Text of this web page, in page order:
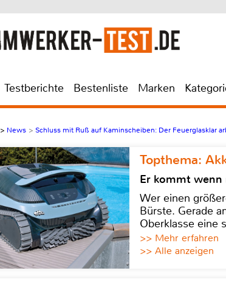
Testberichte Bestenliste Marken
> News > Schluss mit Ruß auf Kaminscheiben: Der Feuerglasklar
Topthema:
Er kommt
Wer einen
Bürste. Gerade
Oberklasse eine
>> Mehr erfahren
>> Alle anzeigen